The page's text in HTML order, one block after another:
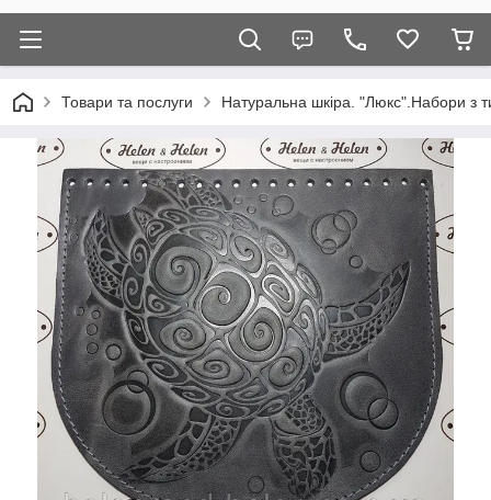
Товари та послуги Натуральна шкіра. "Люкс".Набори з